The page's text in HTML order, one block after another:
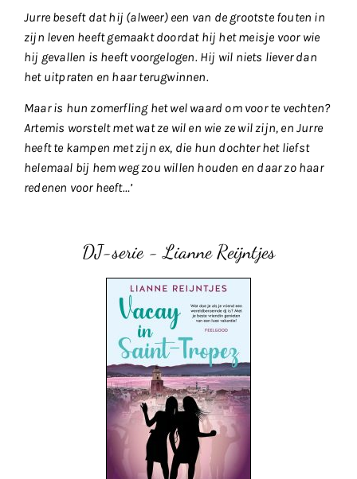
Jurre beseft dat hij (alweer) een van de grootste fouten in
zijn leven heeft gemaakt doordat hij het meisje voor wie
hij gevallen is heeft voorgelogen. Hij wil niets liever dan
het uitpraten en haar terugwinnen.
Maar is hun zomerfling het wel waard om voor te vechten?
Artemis worstelt met wat ze wil en wie ze wil zijn, en Jurre
heeft te kampen met zijn ex, die hun dochter het liefst
helemaal bij hem weg zou willen houden en daar zo haar
redenen voor heeft…’
DJ-serie - Lianne Reijntjes